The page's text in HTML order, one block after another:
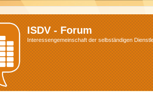
ISDV - Forum
Interessengemeinschaft der selbständigen